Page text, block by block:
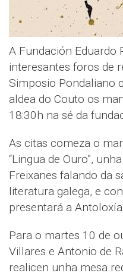
A Fundación Eduardo
interesantes foros de
Simposio Pondaliano
aldea do Couto os
18:30h na sé da
As citas comeza o
“Lingua de Ouro”,
Freixanes falando da
literatura galega, e
presentará a
Para o martes 10 de
Villares e Antonio de
realicen unha mesa